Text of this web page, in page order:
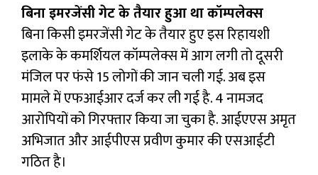
बिना इमरजेंसी गेट के तैयार हुआ था कॉम्पलेक्स
बिना किसी इमरजेंसी गेट के तैयार हुए इस रिहायशी
इलाके के कमर्शियल कॉम्पलेक्स में आग लगी तो दूसरी
मंजिल पर फंसे 15 लोगों की जान चली गई. अब इस
मामले में एफआईआर दर्ज कर ली गई है. 4 नामजद
आरोपियों को गिरफ्तार किया जा चुका है. आईएएस अमृत
अभिजात और आईपीएस प्रवीण कुमार की एसआईटी
गठित है।